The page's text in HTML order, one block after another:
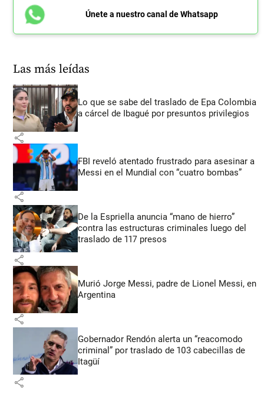
Únete a nuestro canal de Whatsapp
Las más leídas
Lo que se sabe del traslado de Epa Colombia
a cárcel de Ibagué por presuntos privilegios
share
FBI reveló atentado frustrado para asesinar a
Messi en el Mundial con “cuatro bombas”
share
De la Espriella anuncia “mano de hierro”
contra las estructuras criminales luego del
traslado de 117 presos
share
Murió Jorge Messi, padre de Lionel Messi, en
Argentina
share
Gobernador Rendón alerta un “reacomodo
criminal” por traslado de 103 cabecillas de
Itagüí
share